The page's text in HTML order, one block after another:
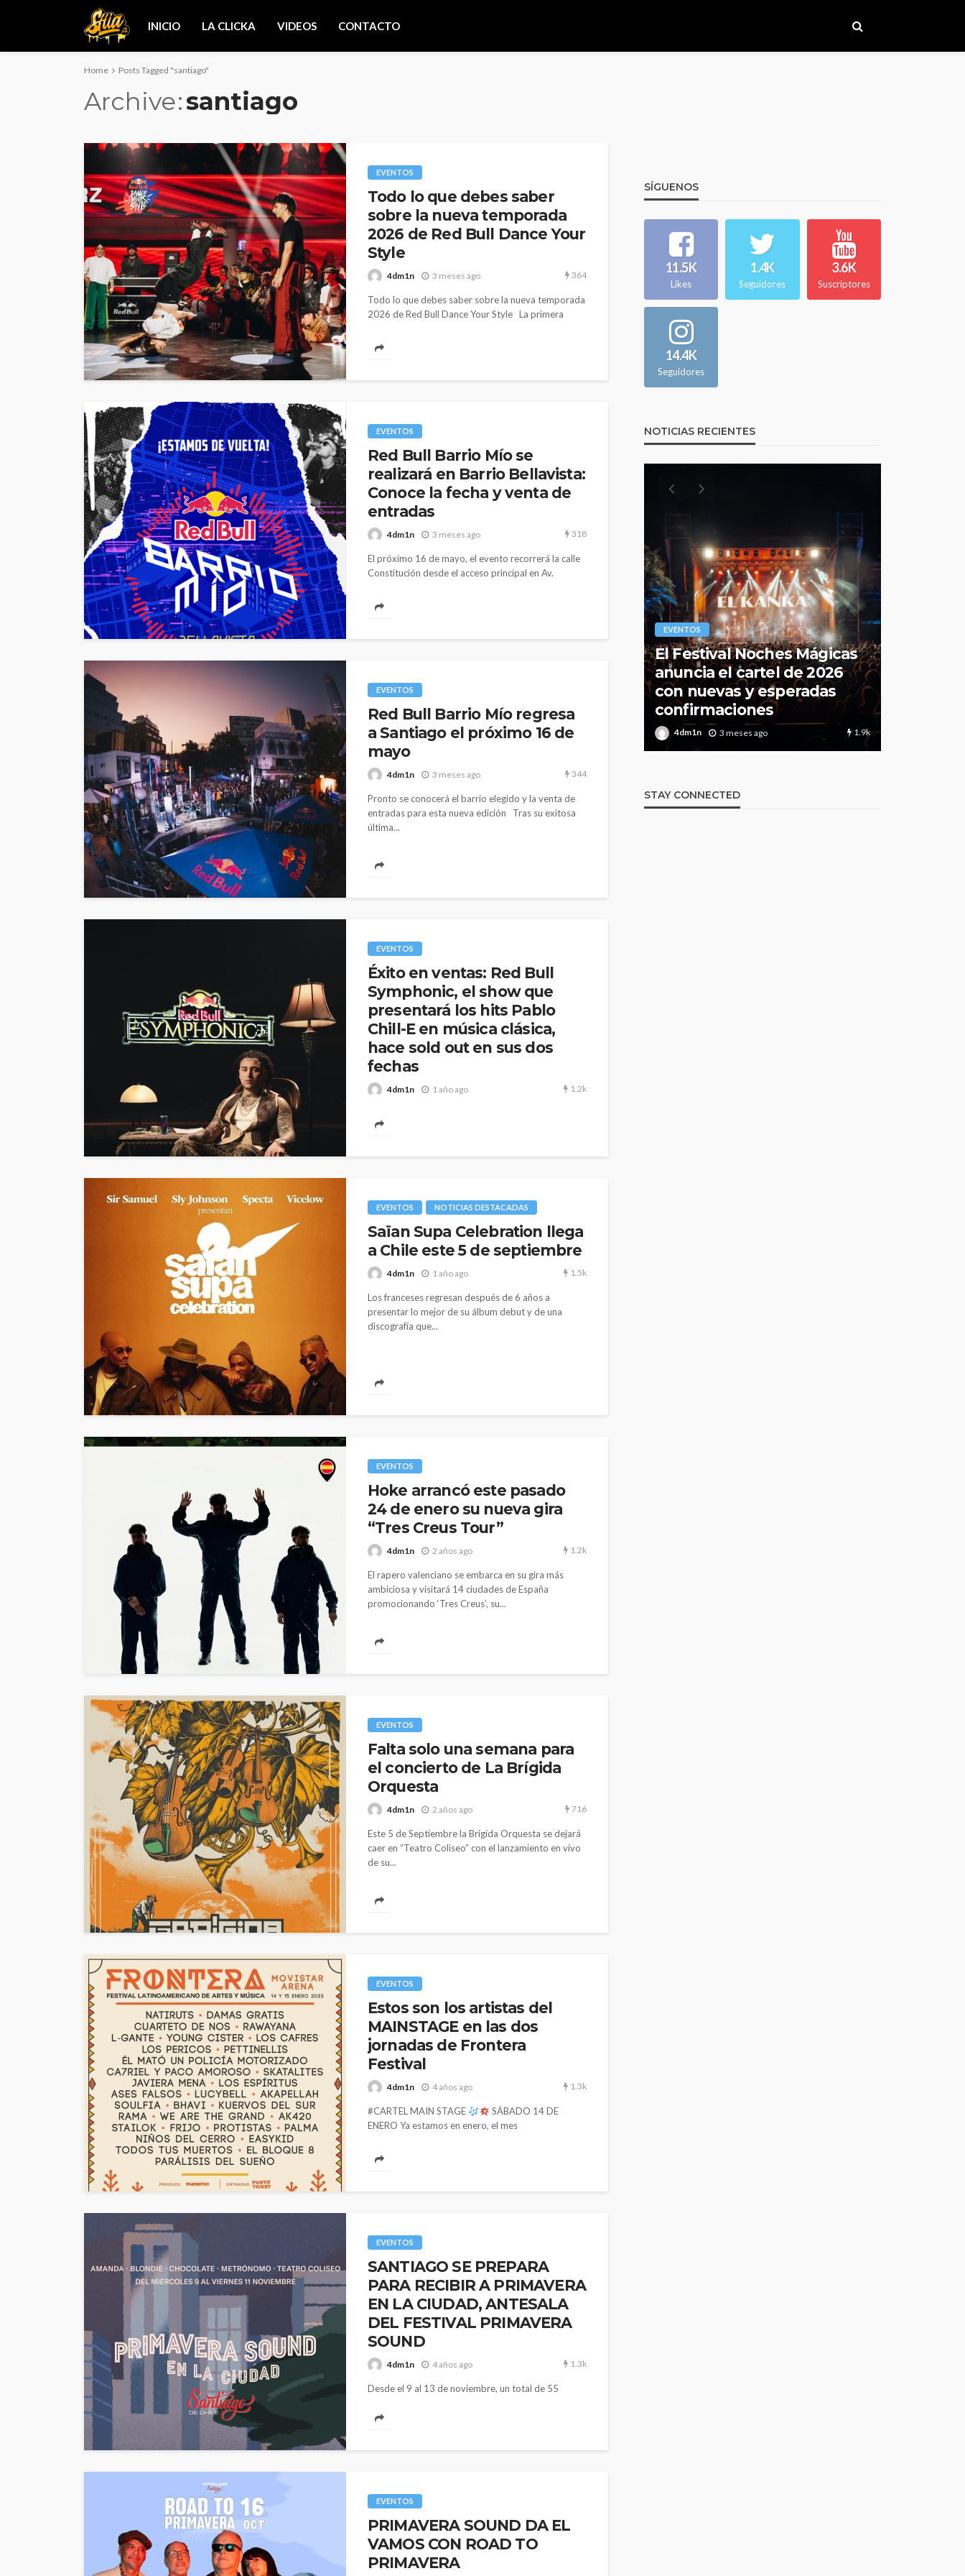
INICIO LA CLICKA VIDEOS CONTACTO
Home Posts Tagged "santiago"
Archive santiago
EVENTOS
Todo lo que debes saber
sobre la nueva temporada
2026 de Red Bull Dance Your
Style
4dm1n 3 meses ago 364
Todo lo que debes saber sobre la nueva temporada
2026 de Red Bull Dance Your Style La primera
EVENTOS
Red Bull Barrio Mío se
realizará en Barrio Bellavista:
Conoce la fecha y venta de
entradas
4dm1n 3 meses ago 318
El próximo 16 de mayo, el evento recorrerá la calle
Constitución desde el acceso principal en Av.
EVENTOS
Red Bull Barrio Mío regresa
a Santiago el próximo 16 de
mayo
4dm1n 3 meses ago 344
Pronto se conocerá el barrio elegido y la venta de
entradas para esta nueva edición Tras su exitosa
última...
EVENTOS
Éxito en ventas: Red Bull
Symphonic, el show que
presentará los hits Pablo
Chill-E en música clásica,
hace sold out en sus dos
fechas
4dm1n 1 año ago 1.2k
con Pablo Chill-E para celebrar el legado del Trap
EVENTOS NOTICIAS DESTACADAS
Saïan Supa Celebration llega
a Chile este 5 de septiembre
4dm1n 1 año ago 1.5k
Los franceses regresan después de 6 años a
presentar lo mejor de su álbum debut y de una
discografía que...
EVENTOS
Hoke arrancó este pasado
24 de enero su nueva gira
“Tres Creus Tour”
4dm1n 2 años ago 1.2k
El rapero valenciano se embarca en su gira más
ambiciosa y visitará 14 ciudades de España
promocionando ‘Tres Creus’, su...
EVENTOS
Falta solo una semana para
el concierto de La Brígida
Orquesta
4dm1n 2 años ago 716
Este 5 de Septiembre la Brígida Orquesta se dejará
caer en “Teatro Coliseo” con el lanzamiento en vivo
de su...
EVENTOS
Estos son los artistas del
MAINSTAGE en las dos
jornadas de Frontera
Festival
4dm1n 4 años ago 1.3k
#CARTEL MAIN STAGE
SÁBADO 14 DE
ENERO Ya estamos en enero, el mes
escenarios...
EVENTOS
SANTIAGO SE PREPARA
PARA RECIBIR A PRIMAVERA
EN LA CIUDAD, ANTESALA
DEL FESTIVAL PRIMAVERA
SOUND
4dm1n 4 años ago 1.3k
Desde el 9 al 13 de noviembre, un total de 55
EVENTOS
PRIMAVERA SOUND DA EL
VAMOS CON ROAD TO
PRIMAVERA
SÍGUENOS
11.5K
Likes
1.4K
Seguidores
3.6K
Suscriptores
14.4K
Seguidores
NOTICIAS RECIENTES
EVENTOS
Vico C vuelve a Chile y
días de su concierto de este
23 de Mayo en Movistar
4dm1n 3 meses ago 321
Estocolmo
Molotov
4dm1n 2 meses ago
EVENTOS
El Festival Noches Mágicas
anuncia el cartel de 2026
con nuevas y esperadas
confirmaciones
4dm1n 3 meses ago 1.9k
STAY CONNECTED